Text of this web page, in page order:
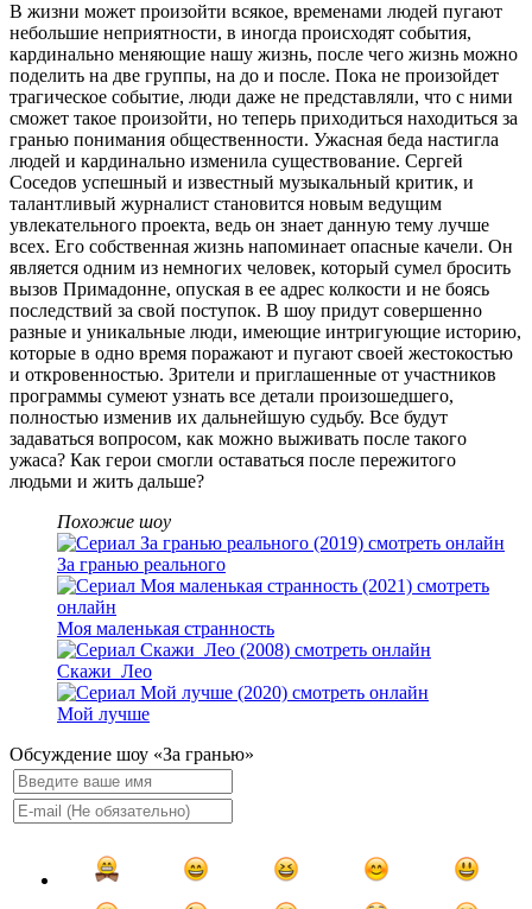
В жизни может произойти всякое, временами людей пугают
небольшие неприятности, в иногда происходят события,
кардинально меняющие нашу жизнь, после чего жизнь можно
поделить на две группы, на до и после. Пока не произойдет
трагическое событие, люди даже не представляли, что с ними
сможет такое произойти, но теперь приходиться находиться за
гранью понимания общественности. Ужасная беда настигла
людей и кардинально изменила существование. Сергей
Соседов успешный и известный музыкальный критик, и
талантливый журналист становится новым ведущим
увлекательного проекта, ведь он знает данную тему лучше
всех. Его собственная жизнь напоминает опасные качели. Он
является одним из немногих человек, который сумел бросить
вызов Примадонне, опуская в ее адрес колкости и не боясь
последствий за свой поступок. В шоу придут совершенно
разные и уникальные люди, имеющие интригующие историю,
которые в одно время поражают и пугают своей жестокостью
и откровенностью. Зрители и приглашенные от участников
программы сумеют узнать все детали произошедшего,
полностью изменив их дальнейшую судьбу. Все будут
задаваться вопросом, как можно выживать после такого
ужаса? Как герои смогли оставаться после пережитого
людьми и жить дальше?
Похожие шоу
За гранью реального
Моя маленькая странность
Скажи_Лео
Мой лучше
Обсуждение шоу «За гранью»